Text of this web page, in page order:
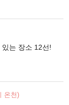
는 장소 12선!
온천)